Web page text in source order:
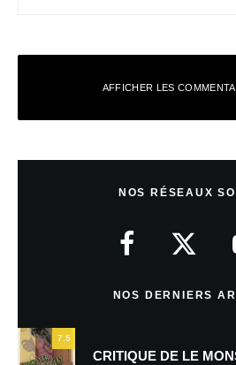
AFFICHER LES
NOS RÉSEAUX
NOS DERNIERS
7.5
CRITIQUE DE LE